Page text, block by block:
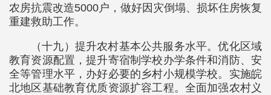
农房抗震改造5000户，做好因灾倒塌、损坏住房恢复
重建救助工作。
（十九）提升农村基本公共服务水平。优化区域
教育资源配置，提升寄宿制学校办学条件和消防、安
全等管理水平，办好必要的乡村小规模学校。实施皖
北地区基础教育优质资源扩容工程。全面加强农村义